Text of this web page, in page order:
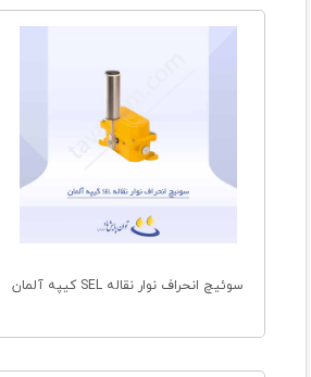
سوئیچ انحراف نوار نقاله SEL کیپه آلمان